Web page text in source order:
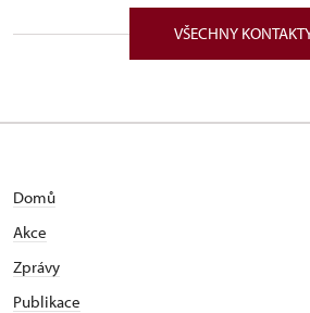
VŠECHNY
Domů
Akce
Zprávy
Publikace